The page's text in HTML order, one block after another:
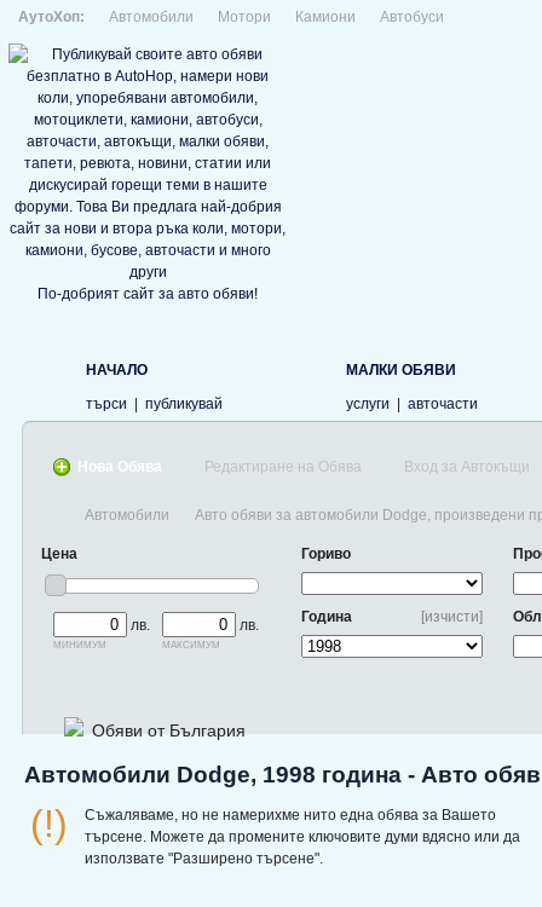
АутоХоп: Автомобили Мотори Камиони Автобуси
По-добрият сайт за авто обяви!
НАЧАЛО
търси
публикувай
МАЛКИ ОБЯВИ
услуги
авточасти
Нова Обява Редактиране на Обява Вход за Автокъщи
Автомобили Авто обяви за автомобили Dodge, произведени
Цена
лв.
минимум
лв.
максимум
Гориво
[изчисти]
Година
Обяви от България
Автомобили Dodge, 1998 година - Авто
(!)
Съжаляваме, но не намерихме нито една обява за Вашето
търсене. Можете да промените ключовите думи вдясно или да
използвате "Разширено търсене".